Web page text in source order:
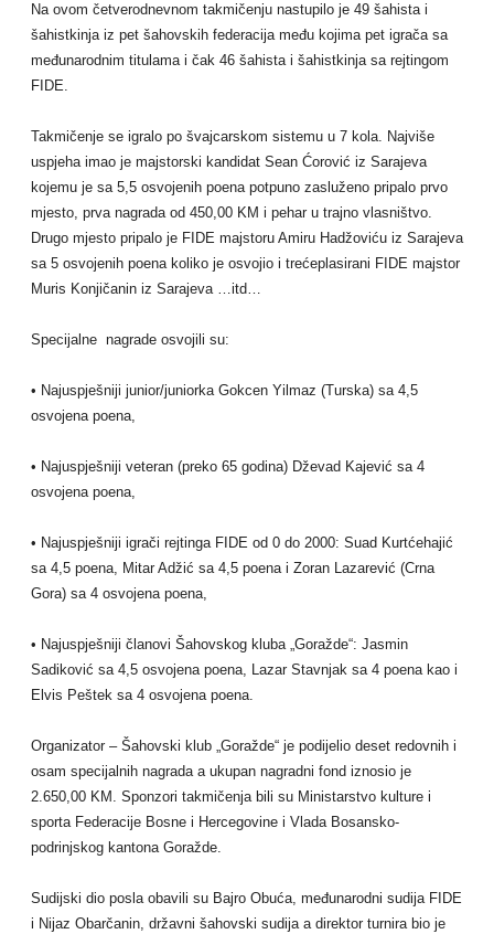
Na ovom četverodnevnom takmičenju nastupilo je 49 šahista i
šahistkinja iz pet šahovskih federacija među kojima pet igrača sa
međunarodnim titulama i čak 46 šahista i šahistkinja sa rejtingom
FIDE.
Takmičenje se igralo po švajcarskom sistemu u 7 kola. Najviše
uspjeha imao je majstorski kandidat Sean Ćorović iz Sarajeva
kojemu je sa 5,5 osvojenih poena potpuno zasluženo pripalo prvo
mjesto, prva nagrada od 450,00 KM i pehar u trajno vlasništvo.
Drugo mjesto pripalo je FIDE majstoru Amiru Hadžoviću iz Sarajeva
sa 5 osvojenih poena koliko je osvojio i trećeplasirani FIDE majstor
Muris Konjičanin iz Sarajeva …itd…
Specijalne nagrade osvojili su:
• Najuspješniji junior/juniorka Gokcen Yilmaz (Turska) sa 4,5
osvojena poena,
• Najuspješniji veteran (preko 65 godina) Dževad Kajević sa 4
osvojena poena,
• Najuspješniji igrači rejtinga FIDE od 0 do 2000: Suad Kurtćehajić
sa 4,5 poena, Mitar Adžić sa 4,5 poena i Zoran Lazarević (Crna
Gora) sa 4 osvojena poena,
• Najuspješniji članovi Šahovskog kluba „Goražde“: Jasmin
Sadiković sa 4,5 osvojena poena, Lazar Stavnjak sa 4 poena kao i
Elvis Peštek sa 4 osvojena poena.
Organizator – Šahovski klub „Goražde“ je podijelio deset redovnih i
osam specijalnih nagrada a ukupan nagradni fond iznosio je
2.650,00 KM. Sponzori takmičenja bili su Ministarstvo kulture i
sporta Federacije Bosne i Hercegovine i Vlada Bosansko-
podrinjskog kantona Goražde.
Sudijski dio posla obavili su Bajro Obuća, međunarodni sudija FIDE
i Nijaz Obarčanin, državni šahovski sudija a direktor turnira bio je